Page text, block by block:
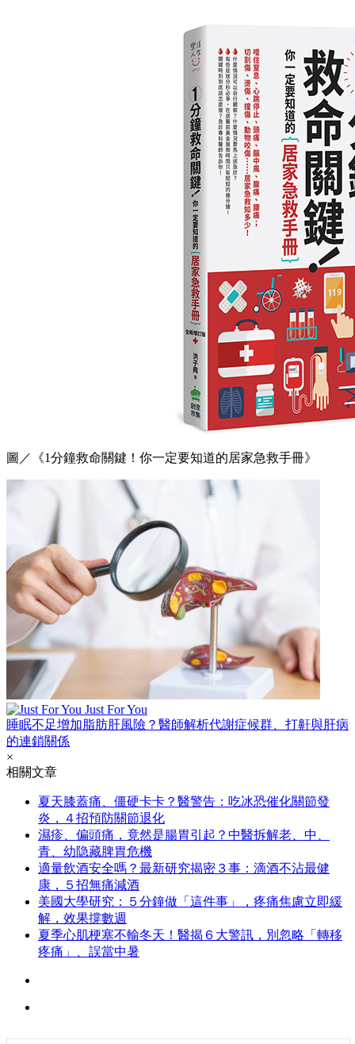
圖／《1分鐘救命關鍵！你一定要知道的居家急救手冊》
Just For You
睡眠不足增加脂肪肝風險？醫師解析代謝症候群、打鼾與肝病
的連鎖關係
×
相關文章
夏天膝蓋痛、僵硬卡卡？醫警告：吃冰恐催化關節發
炎，４招預防關節退化
濕疹、偏頭痛，竟然是腸胃引起？中醫拆解老、中、
青、幼隐藏脾胃危機
適量飲酒安全嗎？最新研究揭密３事：滴酒不沾最健
康，５招無痛減酒
美國大學研究：５分鐘做「這件事」，疼痛焦慮立即緩
解，效果撐數週
夏季心肌梗塞不輸冬天！醫揭６大警訊，別忽略「轉移
疼痛」、誤當中暑